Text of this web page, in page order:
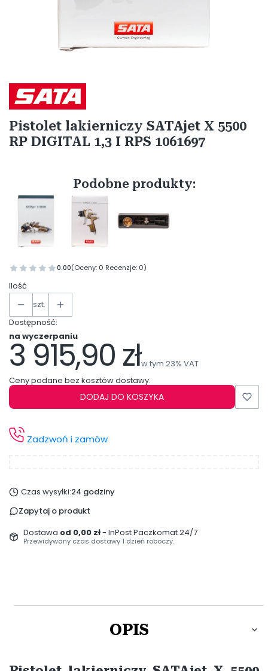
Etykiety
Pistolet lakierniczy SATAjet X 5500
RP DIGITAL 1,3 I RPS 1061697
Podobne produkty:
0.00(Oceny: 0 Recenzje: 0)
Ilość
szt.
Dostępność:
na wyczerpaniu
Cena
3 915,90 złw tym 23% VAT
w tym 23% VAT
Ceny podane bez kosztów dostawy.
DODAJ DO KOSZYKA
Zadzwoń i zamów
Czas wysyłki:24 godziny
Zapytaj o produkt
Dostawa od 0,00 zł- InPost Paczkomat 24/7
Przewidywany czas dostawy 1 dzień roboczy.
OPIS